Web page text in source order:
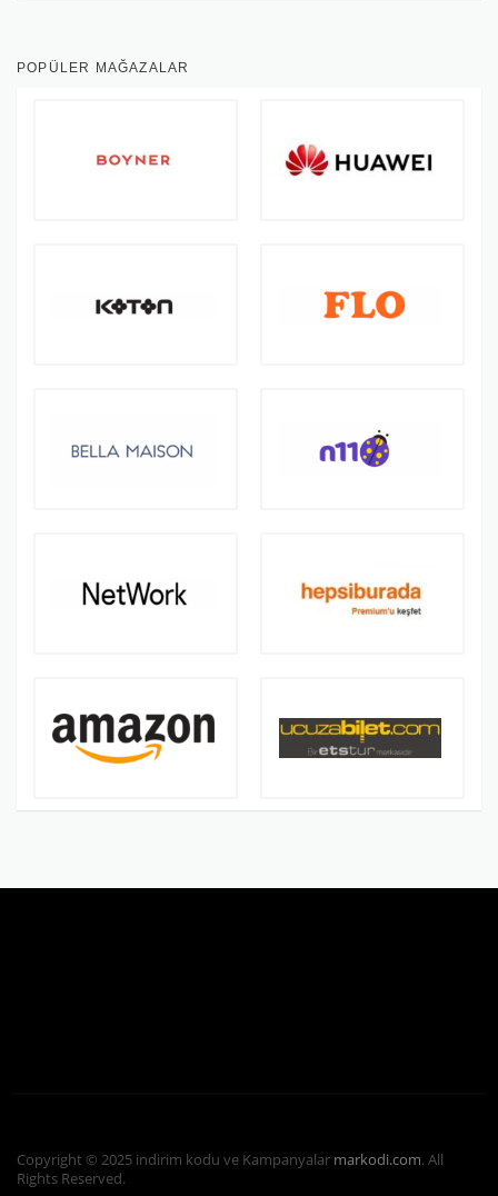
POPÜLER MAĞAZALAR
Copyright © 2025 indirim kodu ve Kampanyalar markodi.com. All
Rights Reserved.